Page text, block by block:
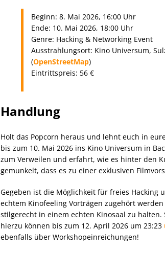
Beginn: 8. Mai 2026, 16:00 Uhr
Ende: 10. Mai 2026, 18:00 Uhr
Genre: Hacking & Networking Event
Ausstrahlungsort: Kino Universum,
(OpenStreetMap)
Eintrittspreis: 56 €
Handlung
Holt das Popcorn heraus und lehnt euch in
bis zum 10. Mai 2026 ins Kino Universum in
zum Verweilen und erfahrt, wie es hinter den
gemunkelt, dass es zu einer exklusiven
Gegeben ist die Möglichkeit für freies Hacking
echtem Kinofeeling Vorträgen zugehört
stilgerecht in einem echten Kinosaal zu halten.
hierzu können bis zum 12. April 2026 um 23:23
ebenfalls über Workshopeinreichungen!